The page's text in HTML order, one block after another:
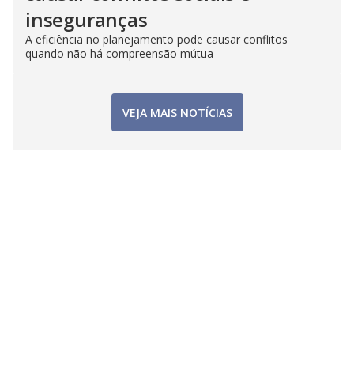
inseguranças
A eficiência no planejamento pode causar conflitos
quando não há compreensão mútua
VEJA MAIS NOTÍCIAS